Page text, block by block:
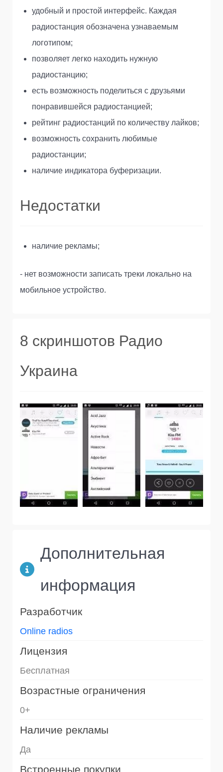
удобный и простой интерфейс. Каждая
радиостанция обозначена узнаваемым
логотипом;
позволяет легко находить нужную
радиостанцию;
есть возможность поделиться с друзьями
понравившейся радиостанцией;
рейтинг радиостанций по количеству лайков;
возможность сохранить любимые
радиостанции;
наличие индикатора буферизации.
Недостатки
наличие рекламы;
- нет возможности записать треки локально на
мобильное устройство.
8 скриншотов Радио
Украина
Дополнительная
информация
Разработчик
Online radios
Лицензия
Бесплатная
Возрастные ограничения
0+
Наличие рекламы
Да
Встроенные покупки